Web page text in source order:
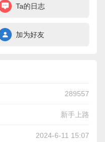
Ta的日志
加为好友
289557
新手上路
2024-6-11 15:07